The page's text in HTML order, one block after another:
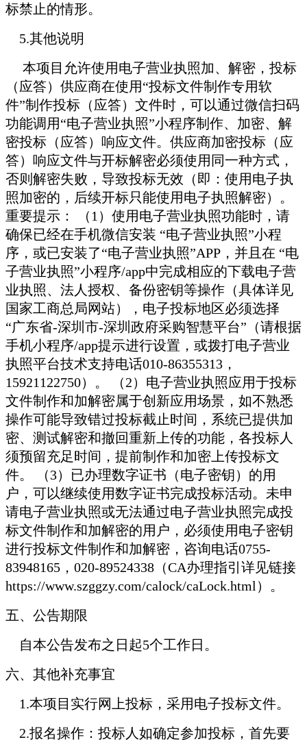
标禁止的情形。
5.其他说明
本项目允许使用电子营业执照加、解密，投标
（应答）供应商在使用“投标文件制作专用软
件”制作投标（应答）文件时，可以通过微信扫码
功能调用“电子营业执照”小程序制作、加密、解
密投标（应答）响应文件。供应商加密投标（应
答）响应文件与开标解密必须使用同一种方式，
否则解密失败，导致投标无效（即：使用电子执
照加密的，后续开标只能使用电子执照解密）。
重要提示： （1）使用电子营业执照功能时，请
确保已经在手机微信安装 “电子营业执照”小程
序，或已安装了“电子营业执照”APP，并且在 “电
子营业执照”小程序/app中完成相应的下载电子营
业执照、法人授权、备份密钥等操作（具体详见
国家工商总局网站），电子投标地区必须选择
“广东省-深圳市-深圳政府采购智慧平台”（请根据
手机小程序/app提示进行设置，或拨打电子营业
执照平台技术支持电话010-86355313，
15921122750）。 （2）电子营业执照应用于投标
文件制作和加解密属于创新应用场景，如不熟悉
操作可能导致错过投标截止时间，系统已提供加
密、测试解密和撤回重新上传的功能，各投标人
须预留充足时间，提前制作和加密上传投标文
件。 （3）已办理数字证书（电子密钥）的用
户，可以继续使用数字证书完成投标活动。未申
请电子营业执照或无法通过电子营业执照完成投
标文件制作和加解密的用户，必须使用电子密钥
进行投标文件制作和加解密，咨询电话0755-
83948165，020-89524338（CA办理指引详见链接
https://www.szggzy.com/calock/caLock.html）。
五、公告期限
自本公告发布之日起5个工作日。
六、其他补充事宜
1.本项目实行网上投标，采用电子投标文件。
2.报名操作：投标人如确定参加投标，首先要